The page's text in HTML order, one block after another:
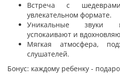
Встреча с
увлекательном формате.
Уникальные звуки
успокаивают и
Мягкая атмосфера,
слушателей.
Бонус: каждому ребенку -